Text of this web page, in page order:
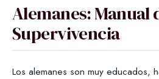
Alemanes: Manual
Supervivencia
Los alemanes son muy educados,